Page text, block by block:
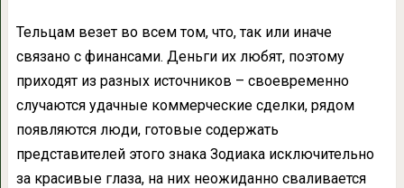
Тельцам везет во всем том, что, так или иначе
связано с финансами. Деньги их любят, поэтому
приходят из разных источников – своевременно
случаются удачные коммерческие сделки, рядом
появляются люди, готовые содержать
представителей этого знака Зодиака исключительно
за красивые глаза, на них неожиданно сваливается